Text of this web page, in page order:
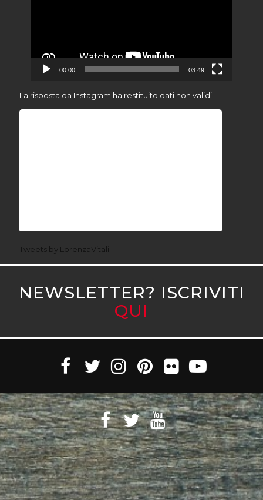
00:00 03:49
La risposta da Instagram ha restituito dati non validi.
Tweets by LorenzaVitali
NEWSLETTER? ISCRIVITI
QUI